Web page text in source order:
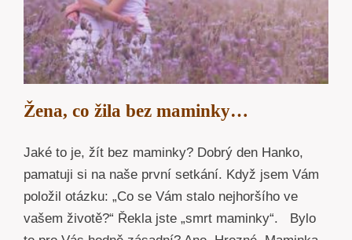
Žena, co žila bez maminky…
Jaké to je, žít bez maminky? Dobrý den Hanko,
pamatuji si na naše první setkání. Když jsem Vám
položil otázku: „Co se Vám stalo nejhoršího ve
vašem životě?“ Řekla jste „smrt maminky“. Bylo